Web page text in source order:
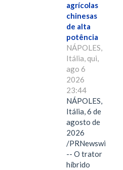
agrícolas
chinesas
de alta
potência
NÁPOLES,
Itália, qui,
ago 6
2026
23:44
NÁPOLES,
Itália, 6 de
agosto de
2026
/PRNewswire/
-- O trator
híbrido